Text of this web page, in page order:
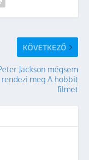
KÖVETKEZŐ
Jackson mégsem
rendezi meg A hobbit
filmet